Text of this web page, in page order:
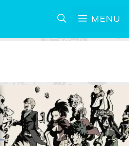
MENU